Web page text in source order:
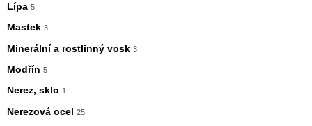
Lípa 5
Mastek 3
Minerální a rostlinný vosk 3
Modřín 5
Nerez, sklo 1
Nerezová ocel 25